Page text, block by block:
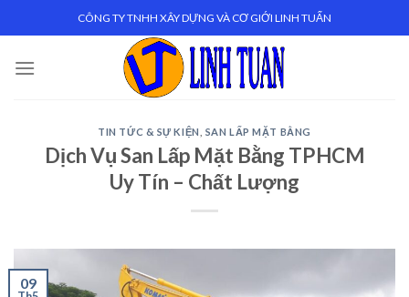
to
CÔNG TY TNHH XÂY DỰNG VÀ CƠ GIỚI LINH TUẤN
TIN TỨC & SỰ KIỆN SAN LẤP MẶT BẰNG
Dịch Vụ San Lấp Mặt Bằng TPHCM
Uy Tín – Chất Lượng
09